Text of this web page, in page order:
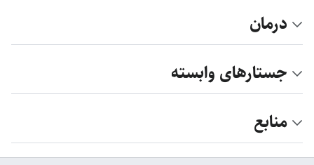
درمان
جستارهای وابسته
منابع